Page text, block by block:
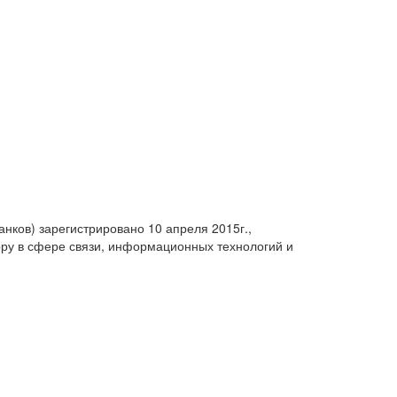
зарегистрировано 10 апреля 2015г.,
в сфере связи, информационных технологий и